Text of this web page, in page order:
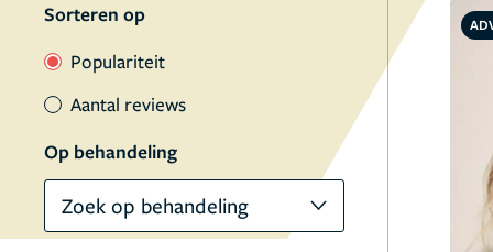
Sorteren op
Populariteit
Aantal reviews
Op behandeling
Zoek op behandeling